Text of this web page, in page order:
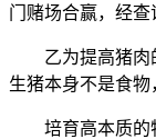
门赌场合赢，经查
乙为提高猪肉的
生猪本身不是食物
培育高本质的特